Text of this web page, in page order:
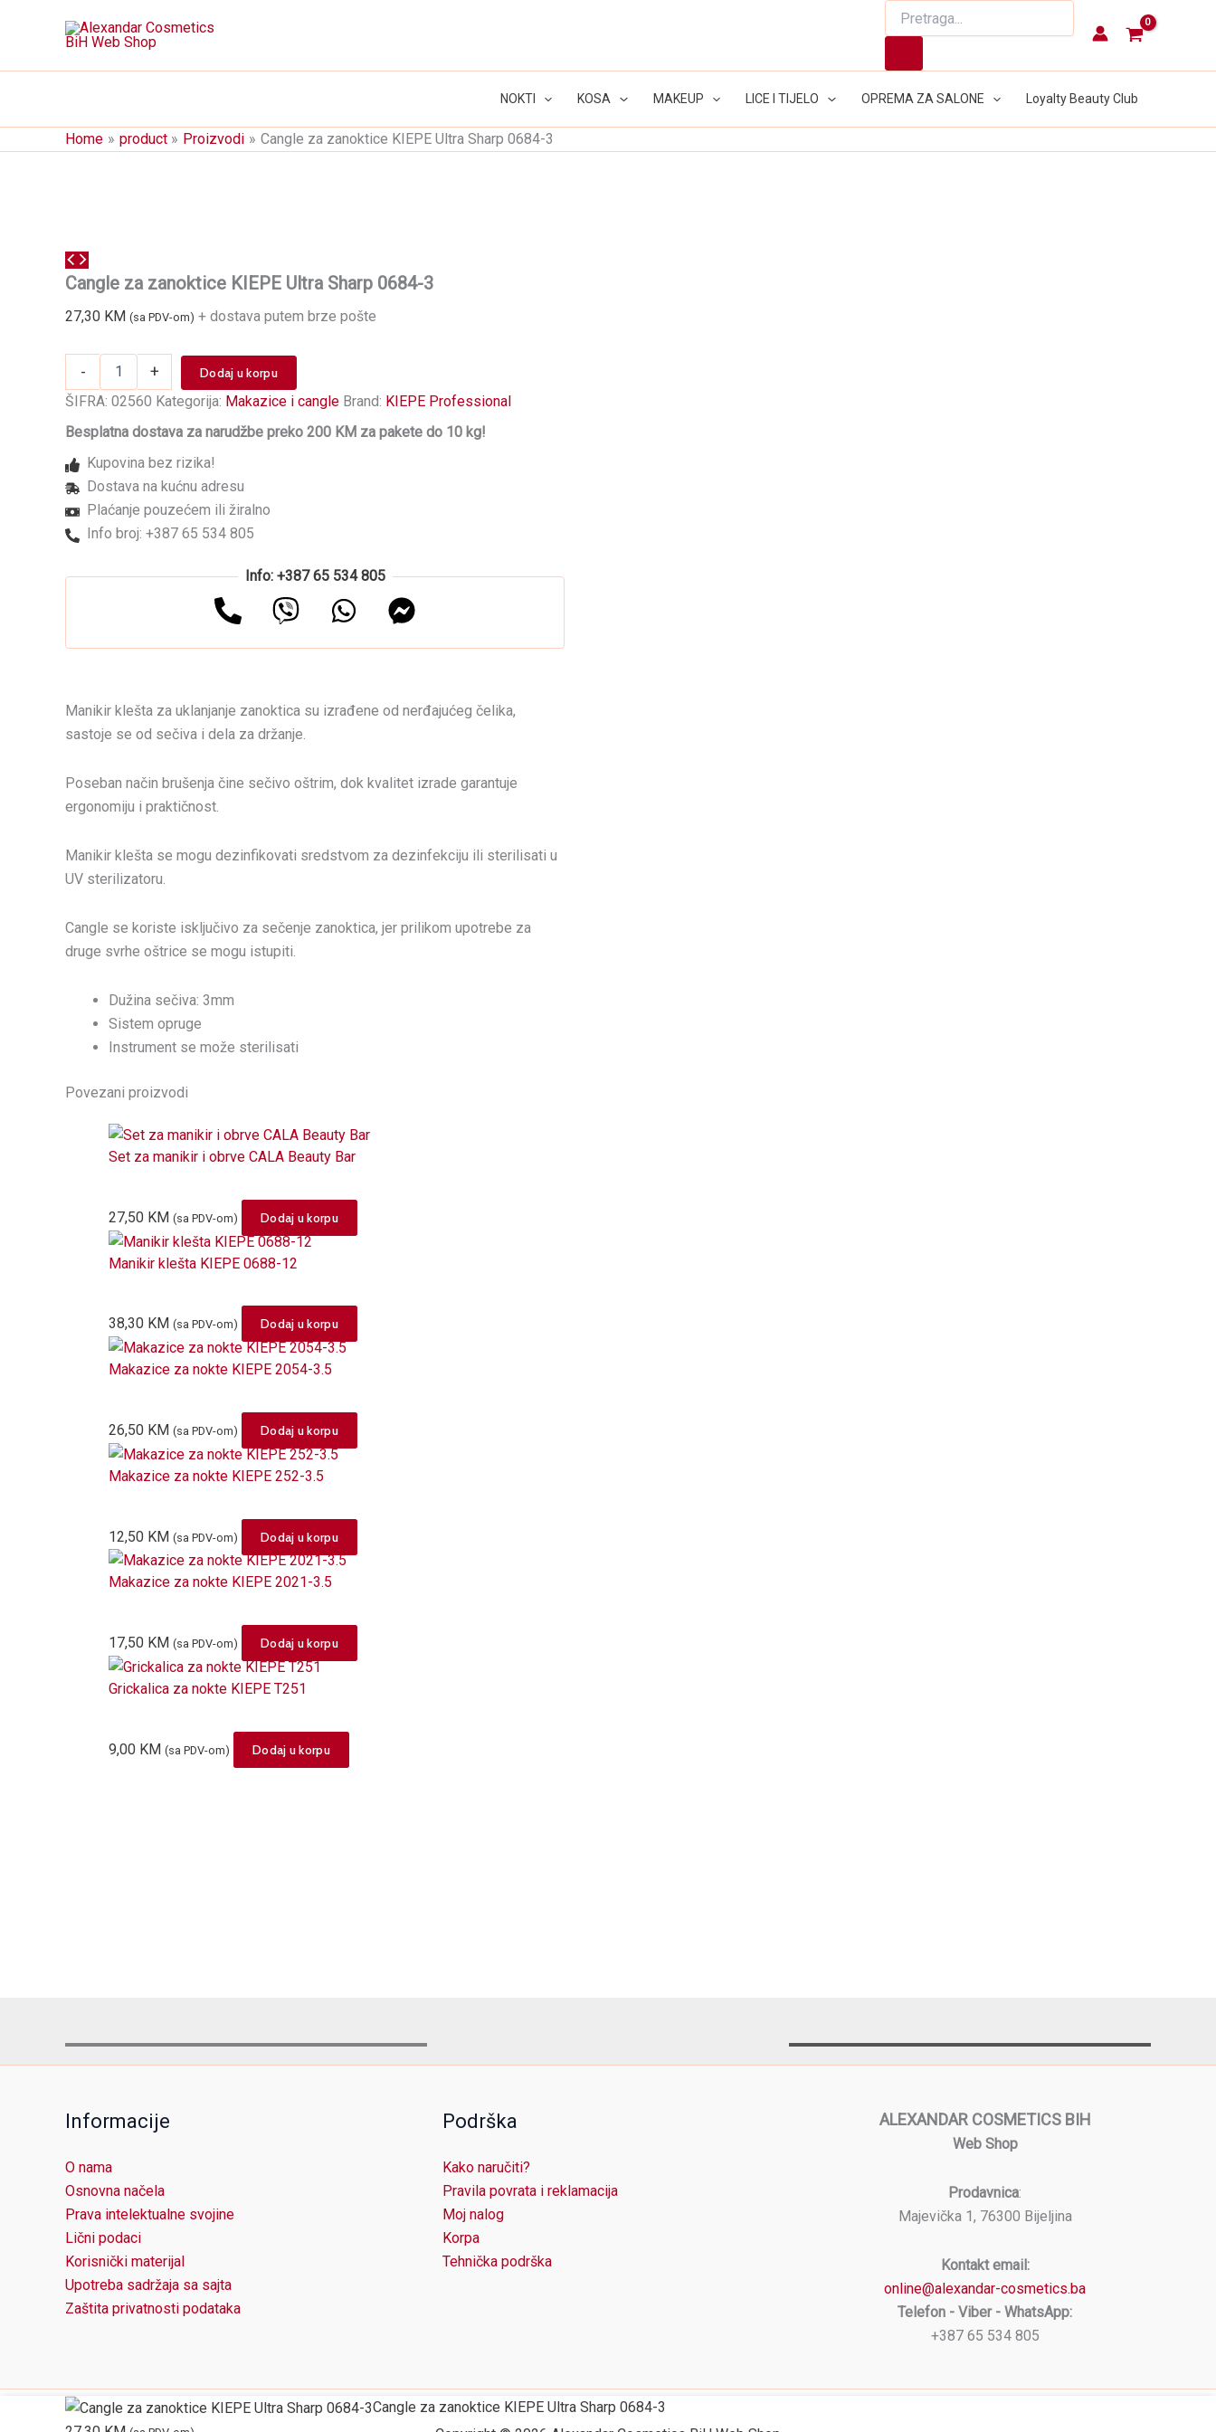
search
NOKTI KOSA MAKEUP LICE I TIJELO OPREMA ZA SALONE Loyalty Beauty Club
Home product Proizvodi Cangle za zanoktice KIEPE Ultra Sharp 0684-3
Cangle za zanoktice KIEPE Ultra Sharp 0684-3
27,30 KM (sa PDV-om) + dostava putem brze pošte
-
zanoktice
Ultra
0684-
3
količina
+ Dodaj u korpu
ŠIFRA: 02560 Kategorija: Makazice i cangle Brand: KIEPE Professional
Besplatna dostava za narudžbe preko 200 KM za pakete do 10 kg!
Kupovina bez rizika!
Dostava na kućnu adresu
Plaćanje pouzećem ili žiralno
Info broj: +387 65 534 805
Info: +387 65 534 805
Manikir klešta za uklanjanje zanoktica su izrađene od nerđajućeg čelika,
sastoje se od sečiva i dela za držanje.
Poseban način brušenja čine sečivo oštrim, dok kvalitet izrade garantuje
ergonomiju i praktičnost.
Manikir klešta se mogu dezinfikovati sredstvom za dezinfekciju ili sterilisati u
UV sterilizatoru.
Cangle se koriste isključivo za sečenje zanoktica, jer prilikom upotrebe za
druge svrhe oštrice se mogu istupiti.
Dužina sečiva: 3mm
Sistem opruge
Instrument se može sterilisati
Povezani proizvodi
Set za manikir i obrve CALA Beauty Bar
27,50 KM (sa PDV-om) Dodaj u korpu
Manikir klešta KIEPE 0688-12
38,30 KM (sa PDV-om) Dodaj u korpu
Makazice za nokte KIEPE 2054-3.5
26,50 KM (sa PDV-om) Dodaj u korpu
Makazice za nokte KIEPE 252-3.5
12,50 KM (sa PDV-om) Dodaj u korpu
Makazice za nokte KIEPE 2021-3.5
17,50 KM (sa PDV-om) Dodaj u korpu
Grickalica za nokte KIEPE T251
9,00 KM (sa PDV-om) Dodaj u korpu
Informacije
O nama
Osnovna načela
Prava intelektualne svojine
Lični podaci
Korisnički materijal
Upotreba sadržaja sa sajta
Zaštita privatnosti podataka
Podrška
Kako naručiti?
Pravila povrata i reklamacija
Moj nalog
Korpa
Tehnička podrška
ALEXANDAR COSMETICS BIH
Web Shop
Prodavnica:
Majevička 1, 76300 Bijeljina
Kontakt email:
online@alexandar-cosmetics.ba
Telefon - Viber - WhatsApp:
+387 65 534 805
Cangle za zanoktice KIEPE Ultra Sharp 0684-3